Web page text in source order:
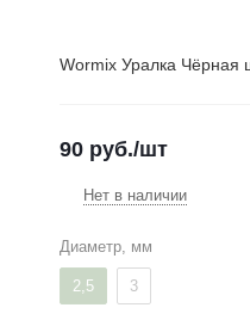
Wormix Уралка Чёрная
90 руб./шт
Нет в наличии
Диаметр, мм
2,5 3